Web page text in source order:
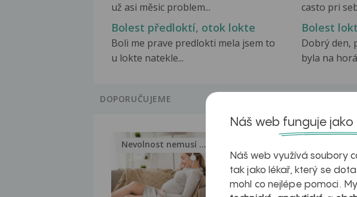
už asi měsic problem...
casto pri
Bolest předloktí, otok lokte
Boli me prave predlokti mela jsem to
u lokte natekle...
Bolest
Dobrý den,
byla na
DOPORUČUJEME
Nevolnost nemusí být nutnou...
Náš web funguje jako
Náš web využívá soubory
tak jako lékař, který se
mohl co nejlépe pomoci.